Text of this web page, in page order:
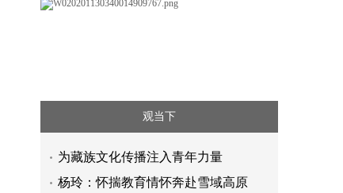
观当下
为藏族文化传播注入青年力量
杨玲：怀揣教育情怀奔赴雪域高原